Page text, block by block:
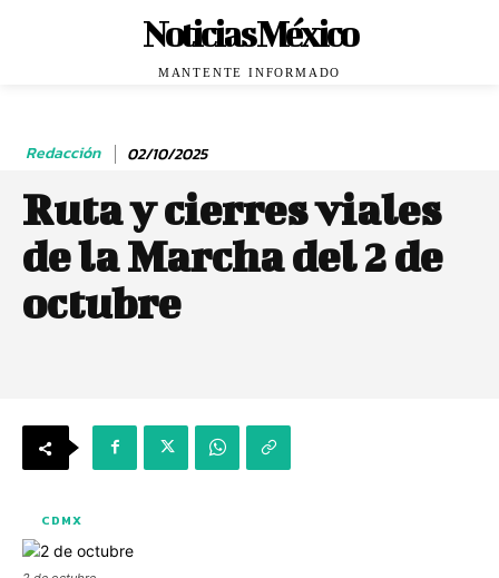
Noticias México
MANTENTE INFORMADO
Redacción 02/10/2025
Ruta y cierres viales
de la Marcha del 2 de
octubre
CDMX